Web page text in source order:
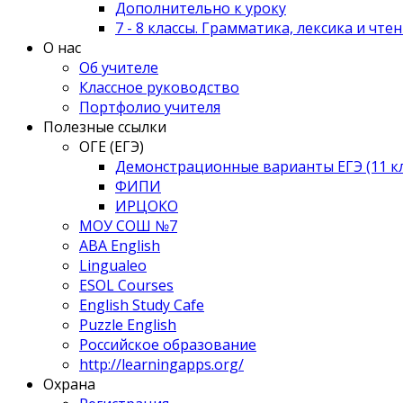
Дополнительно к уроку
7 - 8 классы. Грамматика, лексика и
О нас
Об учителе
Классное руководство
Портфолио учителя
Полезные ссылки
ОГЕ (ЕГЭ)
Демонстрационные варианты ЕГЭ (11
ФИПИ
ИРЦОКО
МОУ СОШ №7
ABA English
Lingualeo
ESOL Courses
English Study Cafe
Puzzle English
Российское образование
http://learningapps.org/
Охрана